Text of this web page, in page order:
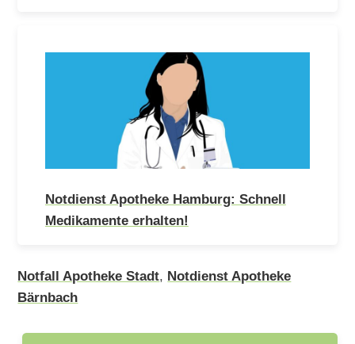
Notdienst Apotheke Hamburg: Schnell
Medikamente erhalten!
Notfall Apotheke Stadt, Notdienst Apotheke
Bärnbach
Beitragsnavigation